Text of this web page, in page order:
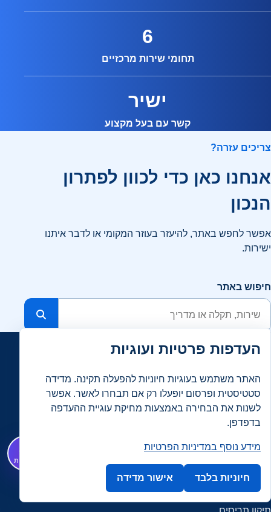
6
תחומי שירות מרכזיים
ישיר
קשר עם בעל מקצוע
צריכים עזרה?
אנחנו כאן כדי לכוון לפתרון
הנכון
אפשר לחפש באתר, להיעזר בעוזר המקומי או לדבר איתנו
ישירות.
חיפוש באתר
מידע ברור וקשר ישיר.
שירותים
כל השירותים
גרסה מקומית
העדפות פרטיות ועוגיות
האתר משתמש בעוגיות חיוניות להפעלה תקינה. מדידה
סטטיסטית ופרסום יופעלו רק אם תבחרו לאשר. אפשר
לשנות את הבחירה באמצעות מחיקת עוגיית ההעדפה
בדפדפן.
מידע נוסף במדיניות הפרטיות
חיוניות בלבד אישור מדידה